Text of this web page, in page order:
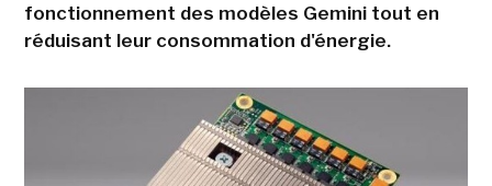
fonctionnement des modèles Gemini tout en
réduisant leur consommation d'énergie.